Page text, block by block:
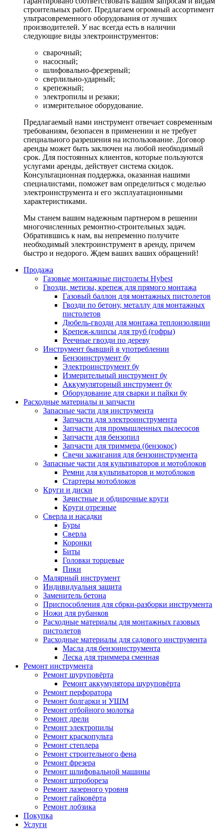
строительных работ. Предлагаем огромный ассортимент
ультрасовременного оборудования от лучших
производителей. У нас всегда есть в наличии
следующие виды электроинструментов:
сварочный;
насосный;
шлифовально-фрезерный;
сверлильно-ударный;
крепежный;
электропилы и резаки;
измерительное оборудование.
Предлагаемый нами инструмент отвечает современным
требованиям, безопасен в применении и не требует
специального разрешения на использование. Договор
аренды может быть заключен на любой необходимый
срок. Для постоянных клиентов, которые пользуются
услугами аренды, действует система скидок.
Консультационная поддержка, оказанная нашими
специалистами, поможет вам определиться с моделью
электроинструмента и его эксплуатационными
характеристиками.
Мы станем вашим надежным партнером в решении
многочисленных ремонтно-строительных задач.
Обратившись к нам, вы непременно получите
необходимый электроинструмент в аренду, причем
быстро и недорого. Ждем ваших ваших обращений!
Продажа
Газовые монтажные пистолеты Hybest
Гвозди, метизы, крепеж для прямого монтажа
Газовый баллон для монтажных пистолетов
Гвозди по бетону, металлу для монтажных
пистолетов
Дюбель-гвозди для монтажа теплоизоляции
Крепеж-клипсы для труб (гофры)
Реечные гвозди по дереву
Инструмент бывший в употреблении
Бензоинструмент бу
Электроинструмент бу
Измерительный инструмент бу
Аккумуляторный инструмент бу
Оборудование для сварки и пайки бу
Расходные материалы и запчасти
Запасные части для инструмента
Запчасти для электроинструмента
Запчасти для промышленных пылесосов
Запчасти для бензопил
Запчасти для триммера (бензокос)
Свечи зажигания для бензоинструмента
Запасные части для культиваторов и мотоблоков
Ремни для культиваторов и мотоблоков
Стартеры мотоблоков
Круги и диски
Зачистные и обдирочные круги
Круги отрезные
Сверла и насадки
Буры
Сверла
Коронки
Биты
Головки торцевые
Пики
Малярный инструмент
Индивидуальня защита
Заменитель бетона
Приспособления для сбрки-разборки инструмента
Ножи для рубанков
Расходные материалы для монтажных газовых
пистолетов
Расходные материалы для садового инструмента
Масла для бензоинструмента
Леска для триммера сменная
Ремонт инструмента
Ремонт шуруповёрта
Ремонт аккумулятора шуруповёрта
Ремонт перфоратора
Ремонт болгарки и УШМ
Ремонт отбойного молотка
Ремонт дрели
Ремонт электропилы
Ремонт краскопульта
Ремонт степлера
Ремонт строительного фена
Ремонт фрезера
Ремонт шлифовальной машины
Ремонт штробореза
Ремонт лазерного уровня
Ремонт гайковёрта
Ремонт лобзика
Покупка
Услуги